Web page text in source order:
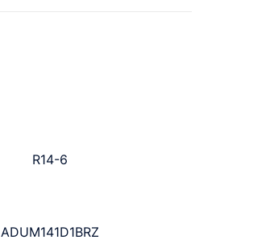
R14-6
ADUM141D1BRZ